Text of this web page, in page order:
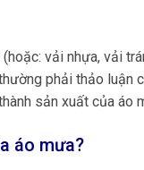
vải nhựa, vải
phải thảo
sản xuất của áo
áo mưa?